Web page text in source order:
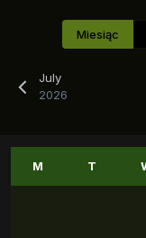
July
2026
Miesiąc